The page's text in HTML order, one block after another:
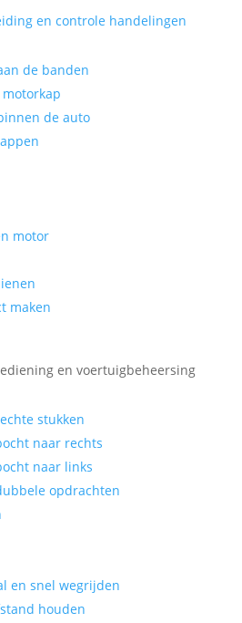
en controle handelingen
de banden
de auto
motor
maken
en voertuigbeheersing
stukken
naar rechts
naar links
opdrachten
en snel wegrijden
houden